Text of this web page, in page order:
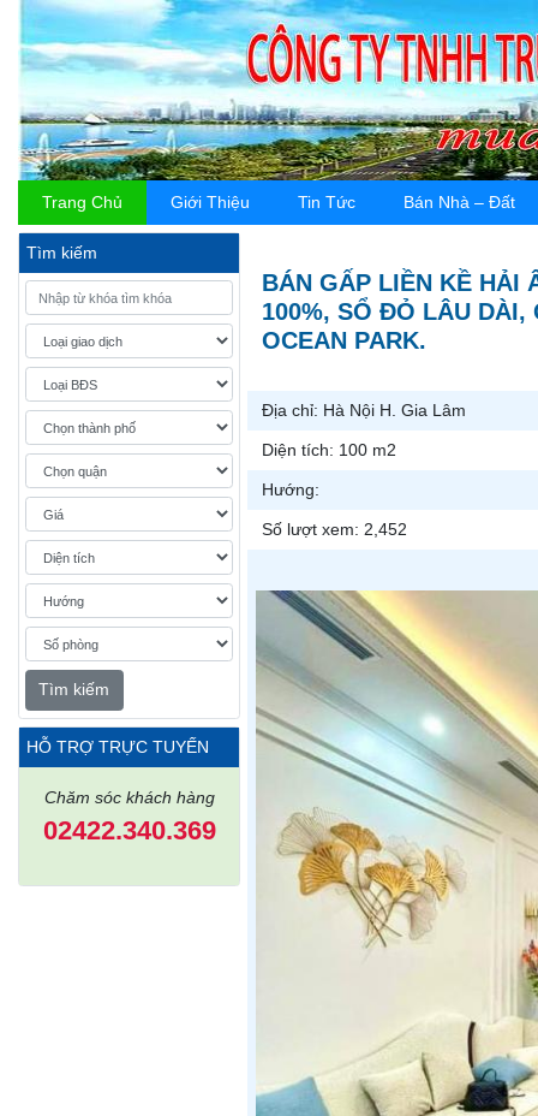
Trang Chủ Giới Thiệu Tin Tức Bán Nhà – Đất
Tìm kiếm
Tìm kiếm
HỖ TRỢ TRỰC TUYẾN
Chăm sóc khách hàng
02422.340.369
BÁN GẤP LIỀN KỀ HẢI
100%, SỔ ĐỎ LÂU DÀI,
OCEAN PARK.
Địa chỉ: Hà Nội H. Gia Lâm
Diện tích: 100 m2
Hướng:
Số lượt xem: 2,452